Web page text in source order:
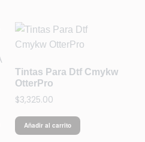
Tintas Para Dtf Cmykw
OtterPro
$3,325.00
Añadir al carrito